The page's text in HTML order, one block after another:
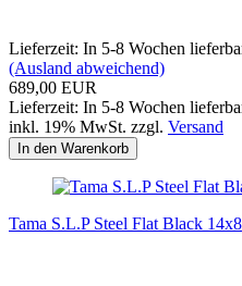
Lieferzeit: In 5-8 Wochen
(Ausland abweichend)
689,00 EUR
Lieferzeit: In 5-8 Wochen
inkl. 19% MwSt. zzgl. Versand
In den Warenkorb
Tama S.L.P Steel Flat Black 14x8